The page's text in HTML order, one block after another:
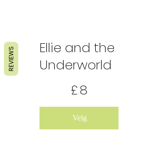
Ellie and the
Underworld
£8
Velg
REVIEWS